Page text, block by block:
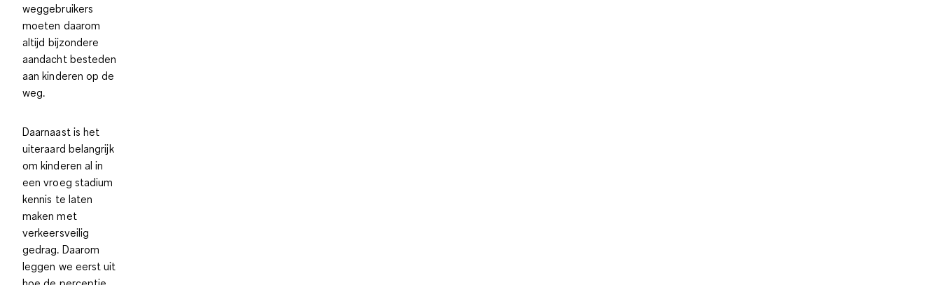
weggebruikers
moeten daarom
altijd bijzondere
aandacht besteden
aan kinderen op de
weg.
Daarnaast is het
uiteraard belangrijk
om kinderen al in
een vroeg stadium
kennis te laten
maken met
verkeersveilig
gedrag. Daarom
leggen we eerst uit